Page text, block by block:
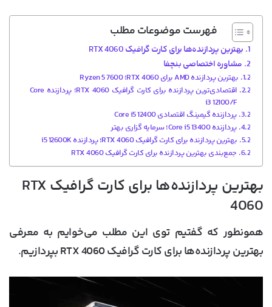
فهرست موضوعات مطلب
بهترین پردازنده‌ها برای کارت گرافیک RTX 4060
مشاوره اختصاصی بنچفا
بهترین پردازنده AMD برای RTX 4060؛ Ryzen 5 7600
اقتصادی‌ترین پردازنده برای کارت گرافیک RTX 4060؛ پردازنده Core
i3 12100/F
پردازنده گیمینگ اقتصادی Core i5 12400
پردازنده Core i5 13400؛ سرمایه گزاری بهتر
بهترین پردازنده برای کارت گرافیک RTX 4060؛ پردازنده i5 12600K
جمع‌بندی بهترین پردازنده برای کارت گرافیک RTX 4060
بهترین پردازنده‌ها برای کارت گرافیک RTX
4060
همونطور که گفتیم توی این مطلب می‌خوایم به معرفی
بهترین پردازنده‌ها برای کارت گرافیک RTX 4060 بپردازیم.